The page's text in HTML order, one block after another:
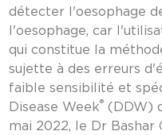
détecter l'oesophage
l'oesophage, car
qui constitue la
sujette à des erreurs
faible sensibilité et
Disease Week® (DDW)
mai 2022, le Dr Bashar